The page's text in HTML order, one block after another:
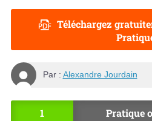
Téléchargez
Par : Alexandre Jourdain
1 Pratique